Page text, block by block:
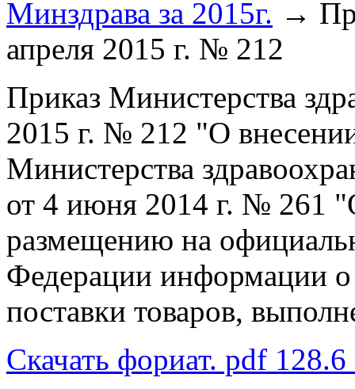
Минздрава за 2015г. →
апреля 2015 г. № 212
Приказ Министерства
2015 г. № 212 "О
Министерства
от 4 июня 2014 г. № 261
размещению на
Федерации информации о
поставки товаров,
Скачать фориат. pdf